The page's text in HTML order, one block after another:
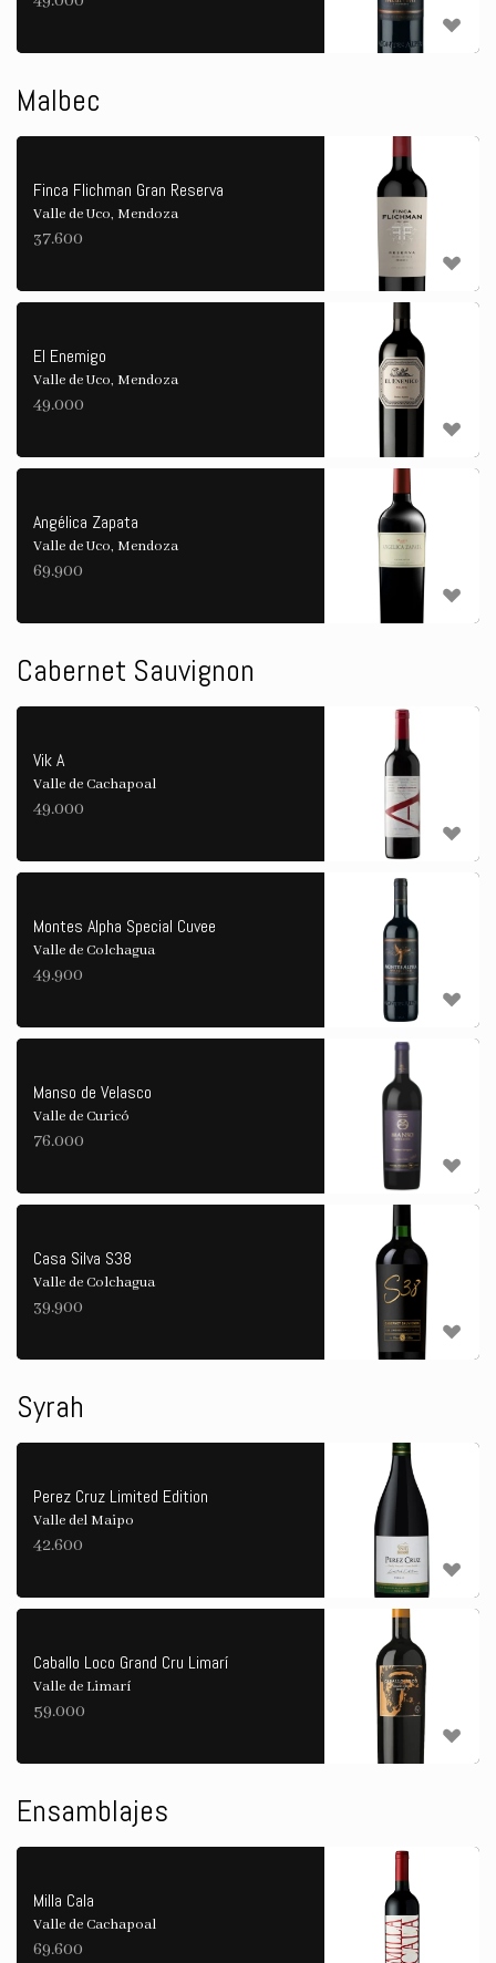
Malbec
Finca Flichman Gran Reserva
Valle de Uco, Mendoza
37.600
El Enemigo
Valle de Uco, Mendoza
49.000
Angélica Zapata
Valle de Uco, Mendoza
69.900
Cabernet Sauvignon
Vik A
Valle de Cachapoal
49.000
Montes Alpha Special Cuvee
Valle de Colchagua
49.900
Manso de Velasco
Valle de Curicó
76.000
Casa Silva S38
Valle de Colchagua
39.900
Syrah
Perez Cruz Limited Edition
Valle del Maipo
42.600
Caballo Loco Grand Cru Limarí
Valle de Limarí
59.000
Ensamblajes
Milla Cala
Valle de Cachapoal
69.600